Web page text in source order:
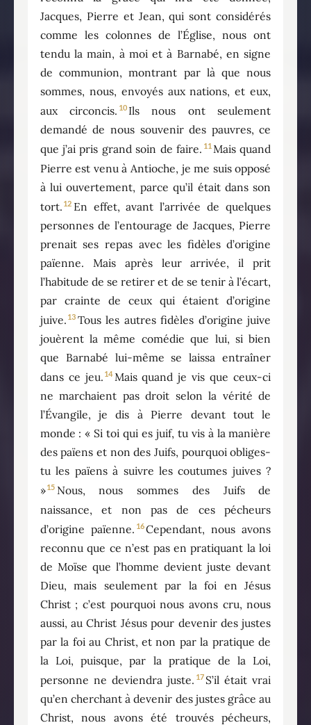
Jacques, Pierre et Jean, qui sont considérés
comme les colonnes de l’Église, nous ont
tendu la main, à moi et à Barnabé, en signe
de communion, montrant par là que nous
sommes, nous, envoyés aux nations, et eux,
aux circoncis. 10 Ils nous ont seulement
demandé de nous souvenir des pauvres, ce
que j’ai pris grand soin de faire. 11 Mais quand
Pierre est venu à Antioche, je me suis opposé
à lui ouvertement, parce qu’il était dans son
tort. 12 En effet, avant l’arrivée de quelques
personnes de l’entourage de Jacques, Pierre
prenait ses repas avec les fidèles d’origine
païenne. Mais après leur arrivée, il prit
l’habitude de se retirer et de se tenir à l’écart,
par crainte de ceux qui étaient d’origine
juive. 13 Tous les autres fidèles d’origine juive
jouèrent la même comédie que lui, si bien
que Barnabé lui-même se laissa entraîner
dans ce jeu. 14 Mais quand je vis que ceux-ci
ne marchaient pas droit selon la vérité de
l’Évangile, je dis à Pierre devant tout le
monde : « Si toi qui es juif, tu vis à la manière
des païens et non des Juifs, pourquoi obliges-
tu les païens à suivre les coutumes juives ?
»15 Nous, nous sommes des Juifs de
naissance, et non pas de ces pécheurs
d’origine païenne. 16Cependant, nous avons
reconnu que ce n’est pas en pratiquant la loi
de Moïse que l’homme devient juste devant
Dieu, mais seulement par la foi en Jésus
Christ ; c’est pourquoi nous avons cru, nous
aussi, au Christ Jésus pour devenir des justes
par la foi au Christ, et non par la pratique de
la Loi, puisque, par la pratique de la Loi,
personne ne deviendra juste. 17 S’il était vrai
qu’en cherchant à devenir des justes grâce au
Christ, nous avons été trouvés pécheurs,